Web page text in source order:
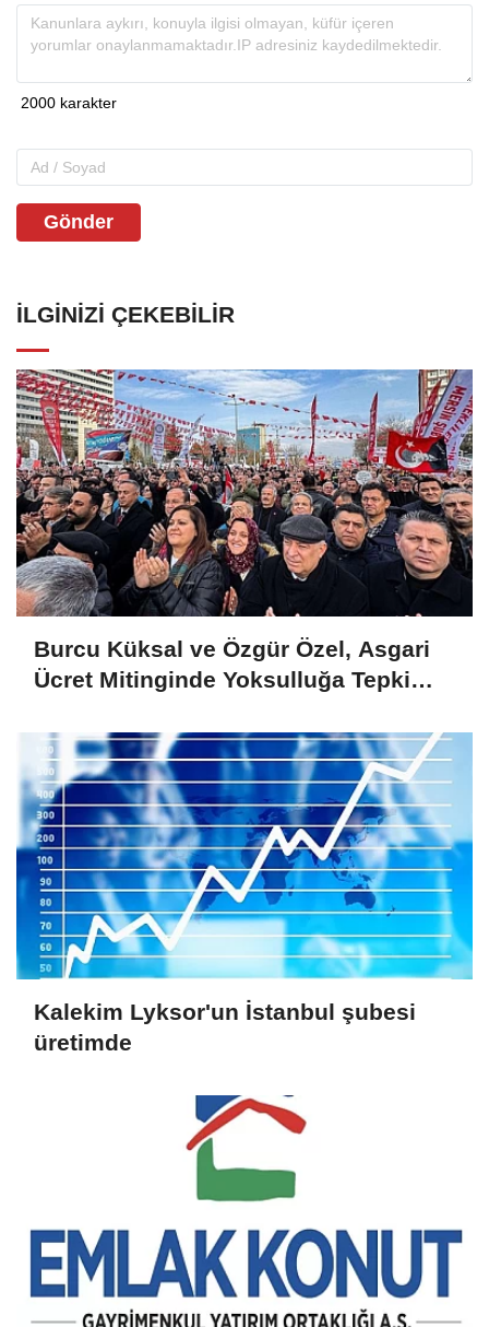
Gönder
İLGINIZI ÇEKEBILIR
Burcu Küksal ve Özgür Özel, Asgari
Ücret Mitinginde Yoksulluğa Tepki
Kalekim Lyksor'un İstanbul şubesi
üretimde